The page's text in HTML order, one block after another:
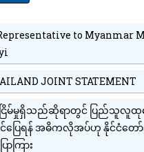
to Myanmar
JOINT STATEMENT
မ်မှုရှိသည်ဆိုရာတွင် ပြည်သူလူထု၏
င်ပြေရန် အဓိကလိုအပ်ဟု နိုင်ငံတေ
ာကြား